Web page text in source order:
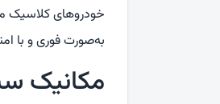
خودروهای کلاسیک
به‌صورت فوری و با
مکانیک